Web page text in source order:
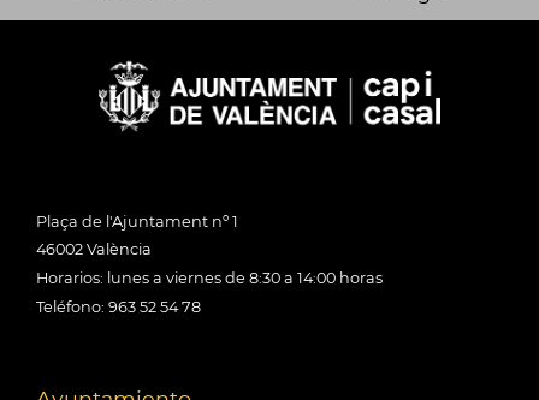
Plaça de l'Ajuntament nº 1
46002 València
Horarios: lunes a viernes de 8:30 a 14:00 horas
Teléfono: 963 52 54 78